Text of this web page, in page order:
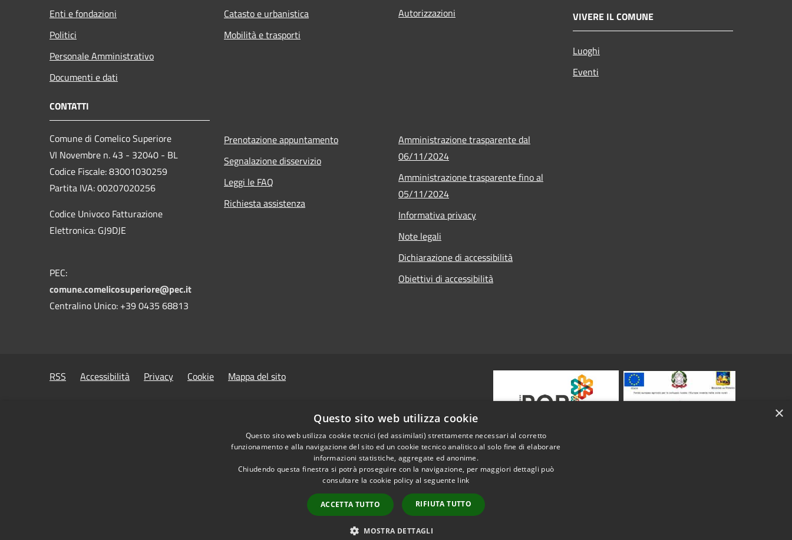
Enti e fondazioni
Politici
Personale Amministrativo
Documenti e dati
Catasto e urbanistica
Mobilità e trasporti
Autorizzazioni
VIVERE IL COMUNE
Luoghi
Eventi
CONTATTI
Comune di Comelico Superiore
VI Novembre n. 43 - 32040 - BL
Codice Fiscale: 83001030259
Partita IVA: 00207020256
Codice Univoco Fatturazione
Elettronica: GJ9DJE
PEC:
comune.comelicosuperiore@pec.it
Centralino Unico: +39 0435 68813
Prenotazione appuntamento
Segnalazione disservizio
Leggi le FAQ
Richiesta assistenza
Amministrazione trasparente dal
06/11/2024
Amministrazione trasparente fino al
05/11/2024
Informativa privacy
Note legali
Dichiarazione di accessibilità
Obiettivi di accessibilità
RSS Accessibilità Privacy Cookie Mappa del sito
×
Questo sito web utilizza cookie
Questo sito web utilizza cookie tecnici (ed assimilati) strettamente necessari al corretto
funzionamento e alla navigazione del sito ed un cookie tecnico analitico al solo fine di elaborare
informazioni statistiche, aggregate ed anonime.
Chiudendo questa finestra si potrà proseguire con la navigazione, per maggiori dettagli può
consultare la cookie policy al seguente link
ACCETTA TUTTO RIFIUTA TUTTO
MOSTRA DETTAGLI